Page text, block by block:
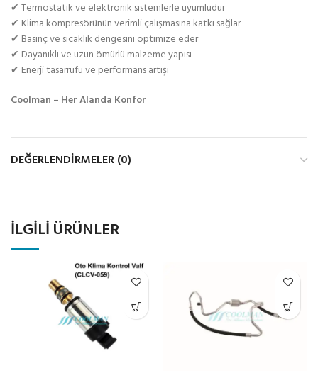
✔ Termostatik ve elektronik sistemlerle uyumludur
✔ Klima kompresörünün verimli çalışmasına katkı sağlar
✔ Basınç ve sıcaklık dengesini optimize eder
✔ Dayanıklı ve uzun ömürlü malzeme yapısı
✔ Enerji tasarrufu ve performans artışı
Coolman – Her Alanda Konfor
DEĞERLENDIRMELER (0)
İLGILI ÜRÜNLER